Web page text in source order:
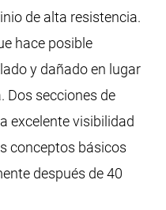
de alta resistencia.
hace posible
y dañado en lugar
Dos secciones de
excelente visibilidad
conceptos básicos
después de 40